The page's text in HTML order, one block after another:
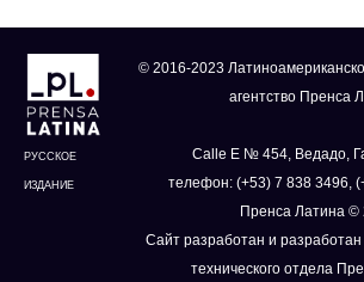
РУССКОЕ
ИЗДАНИЕ
© 2016-2023
агентство Пренса
Calle E № 454, Ведадо,
телефон: (+53) 7 838 3496,
Пренса Латина ©
Сайт разработан и
технического отдела